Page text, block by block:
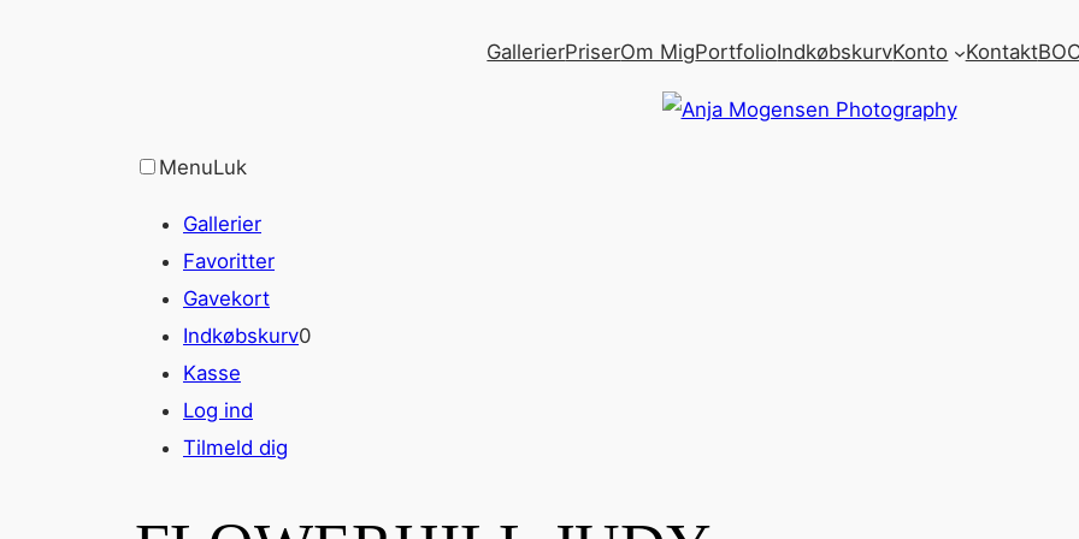
GallerierPriserOm MigPortfolioIndkøbskurvKonto Kontakt
MenuLuk
Gallerier
Favoritter
Gavekort
Indkøbskurv0
Kasse
Log ind
Tilmeld dig